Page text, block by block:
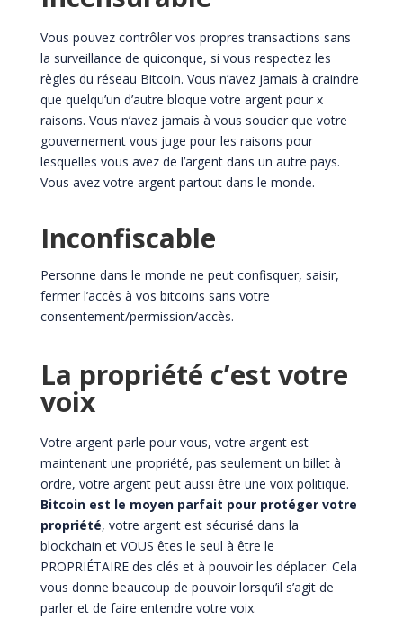
Vous pouvez contrôler vos propres transactions sans
la surveillance de quiconque, si vous respectez les
règles du réseau Bitcoin. Vous n’avez jamais à craindre
que quelqu’un d’autre bloque votre argent pour x
raisons. Vous n’avez jamais à vous soucier que votre
gouvernement vous juge pour les raisons pour
lesquelles vous avez de l’argent dans un autre pays.
Vous avez votre argent partout dans le monde.
Inconfiscable
Personne dans le monde ne peut confisquer, saisir,
fermer l’accès à vos bitcoins sans votre
consentement/permission/accès.
La propriété c’est votre
voix
Votre argent parle pour vous, votre argent est
maintenant une propriété, pas seulement un billet à
ordre, votre argent peut aussi être une voix politique.
Bitcoin est le moyen parfait pour protéger votre
propriété, votre argent est sécurisé dans la
blockchain et VOUS êtes le seul à être le
PROPRIÉTAIRE des clés et à pouvoir les déplacer. Cela
vous donne beaucoup de pouvoir lorsqu’il s’agit de
parler et de faire entendre votre voix.